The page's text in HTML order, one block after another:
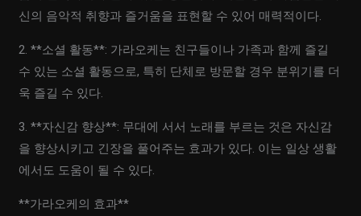
신의 음악적 취향과 즐거움을 표현할 수 있어 매력적이다.
2. **소셜 활동**: 가라오케는 친구들이나 가족과 함께 즐길
수 있는 소셜 활동으로, 특히 단체로 방문할 경우 분위기를 더
욱 즐길 수 있다.
3. **자신감 향상**: 무대에 서서 노래를 부르는 것은 자신감
을 향상시키고 긴장을 풀어주는 효과가 있다. 이는 일상 생활
에서도 도움이 될 수 있다.
**가라오케의 효과**